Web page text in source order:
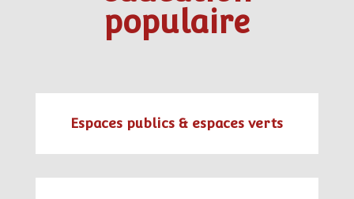
populaire
Espaces publics & espaces verts